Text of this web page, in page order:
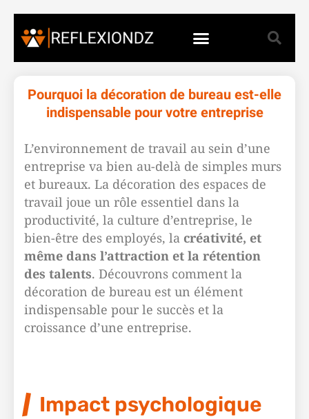
Pourquoi la décoration de bureau est-elle
indispensable pour votre entreprise
L’environnement de travail au sein d’une
entreprise va bien au-delà de simples murs
et bureaux. La décoration des espaces de
travail joue un rôle essentiel dans la
productivité, la culture d’entreprise, le
bien-être des employés, la créativité, et
même dans l’attraction et la rétention
des talents. Découvrons comment la
décoration de bureau est un élément
indispensable pour le succès et la
croissance d’une entreprise.
Impact psychologique